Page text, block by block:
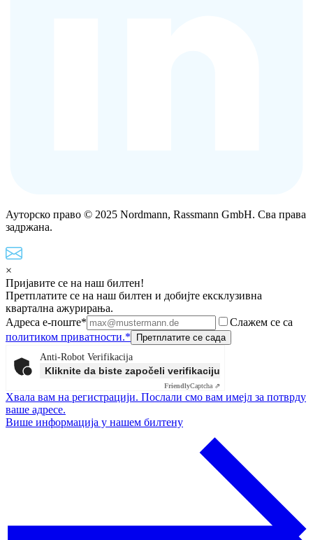
Ауторско право © 2025 Nordmann, Rassmann GmbH. Сва права
задржана.
×
Пријавите се на наш билтен!
Претплатите се на наш билтен и добијте ексклузивна
квартална ажурирања.
Адреса е-поште*
Слажем се са
политиком приватности.*
Anti-Robot Verifikacija
Kliknite da biste započeli verifikaciju
FriendlyCaptcha ⇗
Хвала вам на регистрацији. Послали смо вам имејл за потврду
ваше адресе.
Више информација у нашем билтену